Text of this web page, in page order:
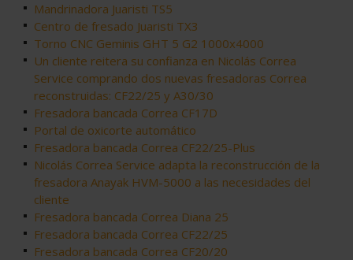
Mandrinadora Juaristi TS5
Centro de fresado Juaristi TX3
Torno CNC Geminis GHT 5 G2 1000x4000
Un cliente reitera su confianza en Nicolás Correa
Service comprando dos nuevas fresadoras Correa
reconstruidas: CF22/25 y A30/30
Fresadora bancada Correa CF17D
Portal de oxicorte automático
Fresadora bancada Correa CF22/25-Plus
Nicolás Correa Service adapta la reconstrucción de la
fresadora Anayak HVM-5000 a las necesidades del
cliente
Fresadora bancada Correa Diana 25
Fresadora bancada Correa CF22/25
Fresadora bancada Correa CF20/20